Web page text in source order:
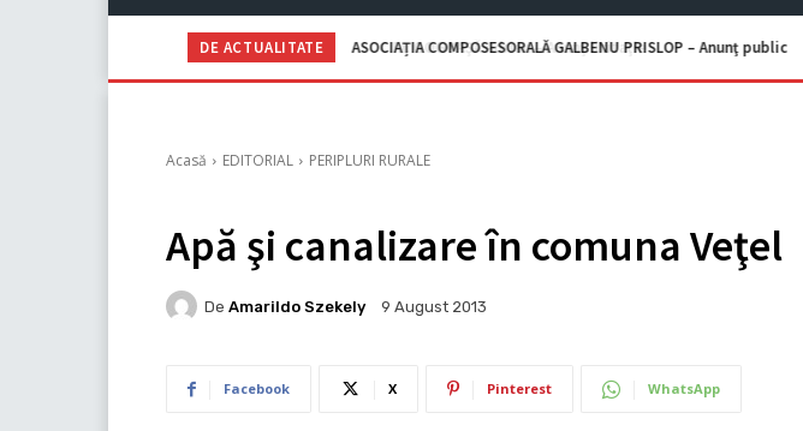
DE ACTUALITATE C.I.I. GOGOAŞĂ Adrian – Anunţ licitaţie
Acasă EDITORIAL PERIPLURI RURALE
Apă şi canalizare în comuna Veţel
De Amarildo Szekely 9 August 2013
Facebook X Pinterest WhatsApp